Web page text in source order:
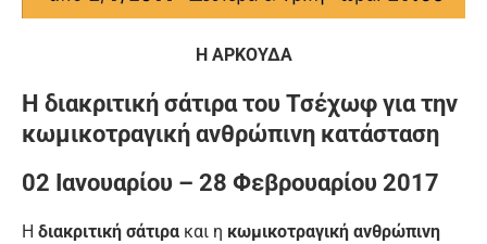
Η ΑΡΚΟΥΔΑ
Η διακριτική σάτιρα του Τσέχωφ για την
κωμικοτραγική ανθρώπινη κατάσταση
02 Ιανουαρίου – 28 Φεβρουαρίου 2017
Η διακριτική σάτιρα και η κωμικοτραγική ανθρώπινη